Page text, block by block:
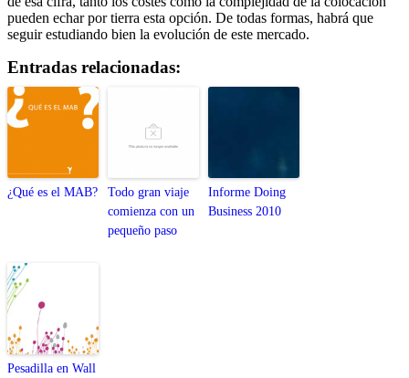
pueden echar por tierra esta opción. De todas formas, habrá que
seguir estudiando bien la evolución de este mercado.
Entradas relacionadas:
¿Qué es el MAB?
Todo gran viaje
comienza con un
pequeño paso
Informe Doing
Business 2010
Pesadilla en Wall